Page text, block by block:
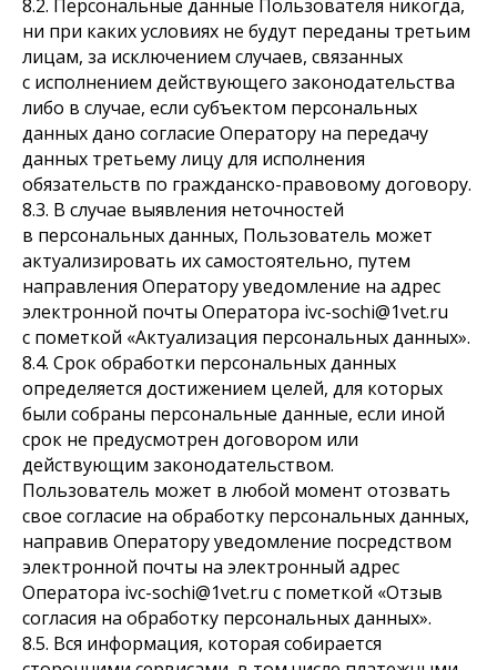
8.2. Персональные данные Пользователя никогда,
ни при каких условиях не будут переданы третьим
лицам, за исключением случаев, связанных
с исполнением действующего законодательства
либо в случае, если субъектом персональных
данных дано согласие Оператору на передачу
данных третьему лицу для исполнения
обязательств по гражданско-правовому договору.
8.3. В случае выявления неточностей
в персональных данных, Пользователь может
актуализировать их самостоятельно, путем
направления Оператору уведомление на адрес
электронной почты Оператора ivc-sochi@1vet.ru
с пометкой «Актуализация персональных данных».
8.4. Срок обработки персональных данных
определяется достижением целей, для которых
были собраны персональные данные, если иной
срок не предусмотрен договором или
действующим законодательством.
Пользователь может в любой момент отозвать
свое согласие на обработку персональных данных,
направив Оператору уведомление посредством
электронной почты на электронный адрес
Оператора ivc-sochi@1vet.ru с пометкой «Отзыв
согласия на обработку персональных данных».
8.5. Вся информация, которая собирается